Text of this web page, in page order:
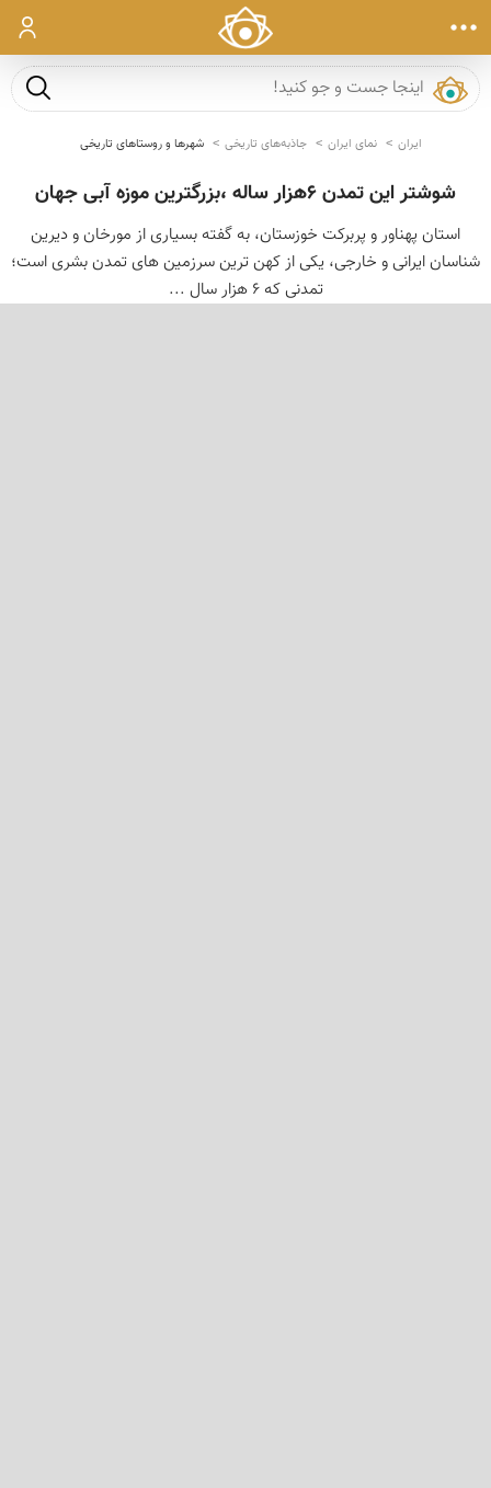
ورود
جست و
ایران نمای ایران جاذبه‌های تاریخی شهرها و روستاهای تاریخی
شوشتر این تمدن 6هزار ساله ،بزرگترین موزه آبی جهان
استان پهناور و پربركت خوزستان، به گفته بسیاری از مورخان و دیرین
شناسان ایرانی و خارجی، یكی از كهن ترین سرزمین های تمدن بشری است؛
تمدنی كه ۶ هزار سال ...